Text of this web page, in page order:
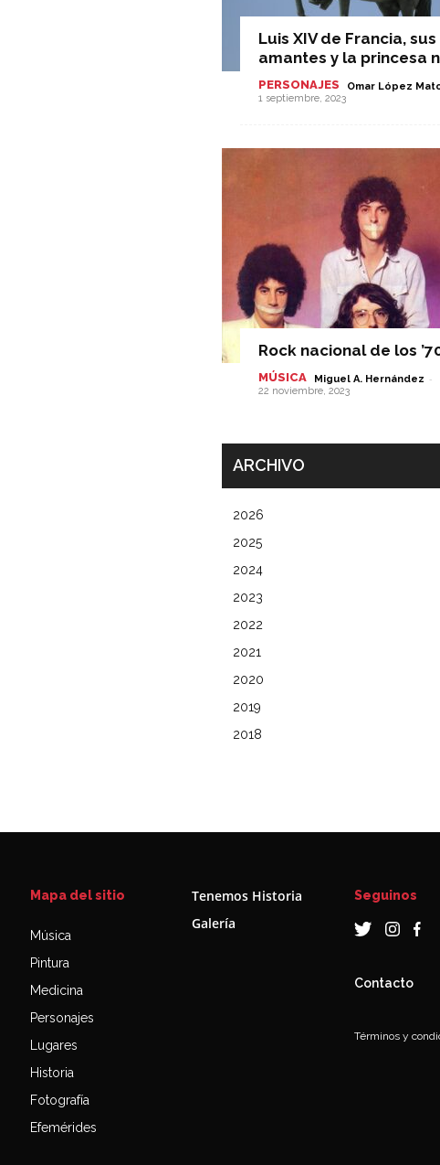
Luis XIV de Francia, sus
amantes y la princesa
PERSONAJES Omar López
1 septiembre, 2023
Rock nacional de los
MÚSICA Miguel A. Hernández -
22 noviembre, 2023
ARCHIVO
2026
2025
2024
2023
2022
2021
2020
2019
2018
Mapa del sitio
Música
Pintura
Medicina
Personajes
Lugares
Historia
Fotografía
Efemérides
Tenemos Historia
Galería
Seguinos
Contacto
Términos y